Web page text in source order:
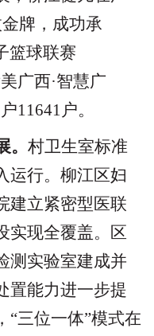
牌，成功承
篮球联赛
广西·智慧广
11641户。
村卫生室标准
运行。柳江区妇
建立紧密型医联
实现全覆盖。区
测实验室建成并
置能力进一步提
“三位一体”模式在